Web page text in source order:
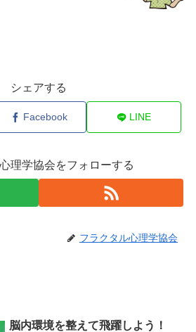
シェアする
Facebook LINE
理学協会をフォローする
フラクタル心理学協会
脳内環境を整えて飛躍しよう！